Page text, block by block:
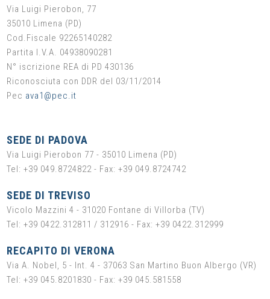
Via Luigi Pierobon, 77
35010 Limena (PD)
Cod.Fiscale 92265140282
Partita I.V.A. 04938090281
N° iscrizione REA di PD 430136
Riconosciuta con DDR del 03/11/2014
Pec ava1@pec.it
SEDE DI PADOVA
Via Luigi Pierobon 77 - 35010 Limena (PD)
Tel: +39 049.8724822 - Fax: +39 049.8724742
SEDE DI TREVISO
Vicolo Mazzini 4 - 31020 Fontane di Villorba (TV)
Tel: +39 0422.312811 / 312916 - Fax: +39 0422.312999
RECAPITO DI VERONA
Via A. Nobel, 5 - Int. 4 - 37063 San Martino Buon Albergo (VR)
Tel: +39 045.8201830 - Fax: +39 045.581558